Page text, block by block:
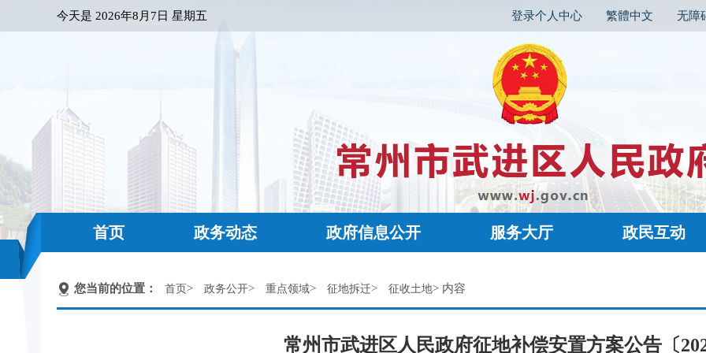
今天是 2026年8月7日 星期五 登录个人中心 繁體中文 无障
首页 政务动态 政府信息公开 服务大厅 政民互动
您当前的位置： 首页> 政务公开> 重点领域> 征地拆迁> 征收土地> 内容
常州市武进区人民政府征地补偿安置方案公告〔